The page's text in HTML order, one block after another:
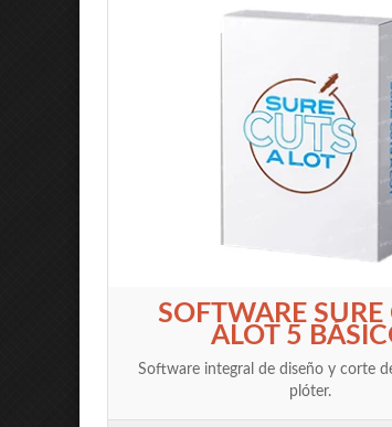
SOFTWARE SURE
ALOT 5
Software integral de diseño y corte
plóter.